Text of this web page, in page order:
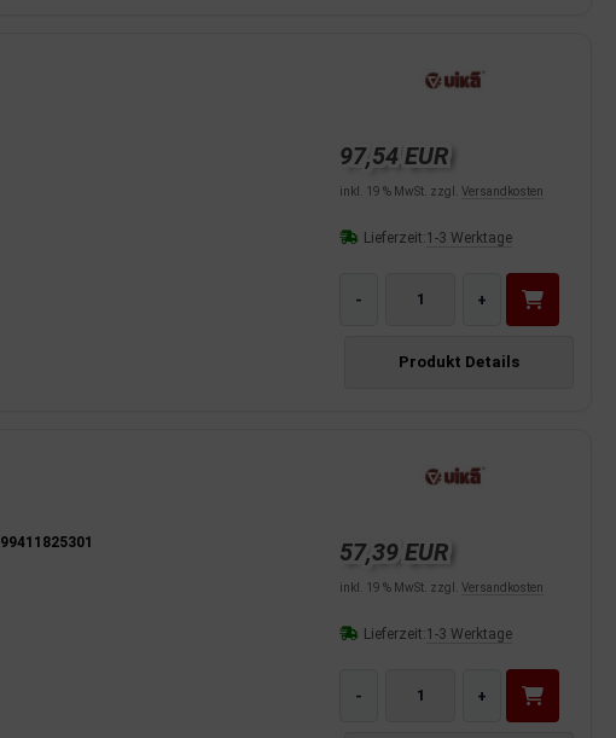
97,54 EUR
inkl. 19 % MwSt. zzgl. Versandkosten
Lieferzeit:1-3 Werktage
- +
Produkt Details
99411825301 57,39 EUR
inkl. 19 % MwSt. zzgl. Versandkosten
Lieferzeit:1-3 Werktage
- +